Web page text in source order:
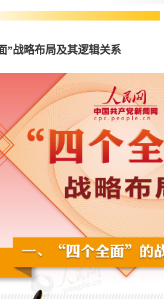
”战略布局及其逻辑关系